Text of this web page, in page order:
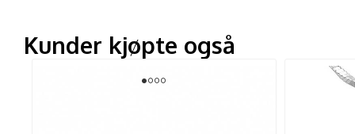
Kunder kjøpte også